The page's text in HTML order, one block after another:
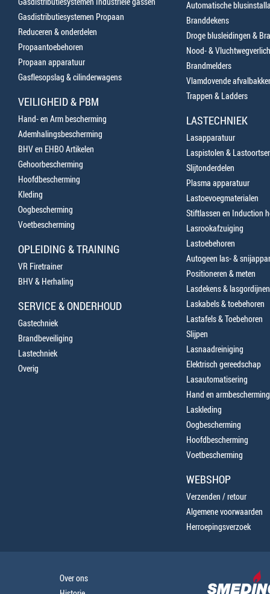
Gasdistributiesystemen Propaan
Reduceren & onderdelen
Propaantoebehoren
Propaan apparatuur
Gasflesopslag & cilinderwagens
VEILIGHEID & PBM
Hand- en Arm bescherming
Ademhalingsbescherming
BHV en EHBO Artikelen
Gehoorbescherming
Hoofdbescherming
Kleding
Oogbescherming
Voetbescherming
OPLEIDING & TRAINING
VR Firetrainer
BHV & Herhaling
SERVICE & ONDERHOUD
Gastechniek
Brandbeveiliging
Lastechniek
Overig
Automatische
Branddekens
Droge blusleidingen &
Nood- &
Brandmelders
Vlamdovende
Trappen & Ladders
LASTECHNIEK
Lasapparatuur
Laspistolen &
Slijtonderdelen
Plasma apparatuur
Lastoevoegmaterialen
Stiftlassen en Induction
Lasrookafzuiging
Lastoebehoren
Autogeen las- &
Positioneren & meten
Lasdekens & lasgordijnen
Laskabels & toebehoren
Lastafels & Toebehoren
Slijpen
Lasnaadreiniging
Elektrisch gereedschap
Lasautomatisering
Hand en armbescherming
Laskleding
Oogbescherming
Hoofdbescherming
Voetbescherming
WEBSHOP
Verzenden / retour
Algemene voorwaarden
Herroepingsverzoek
Over ons